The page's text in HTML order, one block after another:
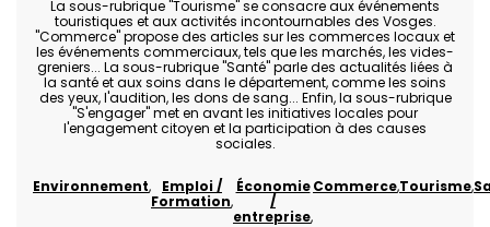
La sous-rubrique "Tourisme" se consacre aux événements
touristiques et aux activités incontournables des Vosges.
"Commerce" propose des articles sur les commerces locaux et
les événements commerciaux, tels que les marchés, les vides-
greniers... La sous-rubrique "Santé" parle des actualités liées à
la santé et aux soins dans le département, comme les soins
des yeux, l'audition, les dons de sang... Enfin, la sous-rubrique
"S'engager" met en avant les initiatives locales pour
l'engagement citoyen et la participation à des causes
sociales.
Environnement
Emploi /
Formation
Économie
/
entreprise
CommerceTourisme